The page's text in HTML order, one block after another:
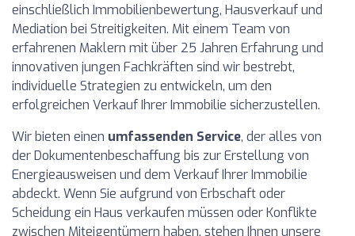
einschließlich Immobilienbewertung, Hausverkauf und
Mediation bei Streitigkeiten. Mit einem Team von
erfahrenen Maklern mit über 25 Jahren Erfahrung und
innovativen jungen Fachkräften sind wir bestrebt,
individuelle Strategien zu entwickeln, um den
erfolgreichen Verkauf Ihrer Immobilie sicherzustellen.
Wir bieten einen umfassenden Service, der alles von
der Dokumentenbeschaffung bis zur Erstellung von
Energieausweisen und dem Verkauf Ihrer Immobilie
abdeckt. Wenn Sie aufgrund von Erbschaft oder
Scheidung ein Haus verkaufen müssen oder Konflikte
zwischen Miteigentümern haben, stehen Ihnen unsere